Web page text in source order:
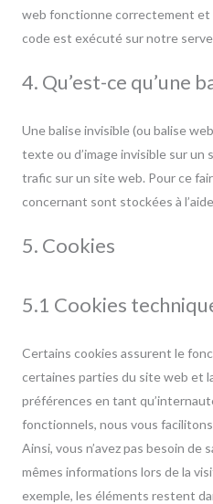
web fonctionne correctement et
code est exécuté sur notre
4. Qu’est-ce qu’une
Une balise invisible (ou balise
texte ou d’image invisible sur
trafic sur un site web. Pour ce
concernant sont stockées à
5. Cookies
5.1 Cookies
Certains cookies assurent le
certaines parties du site web et
préférences en tant
fonctionnels, nous vous
Ainsi, vous n’avez pas besoin de
mêmes informations lors de la
exemple, les éléments restent